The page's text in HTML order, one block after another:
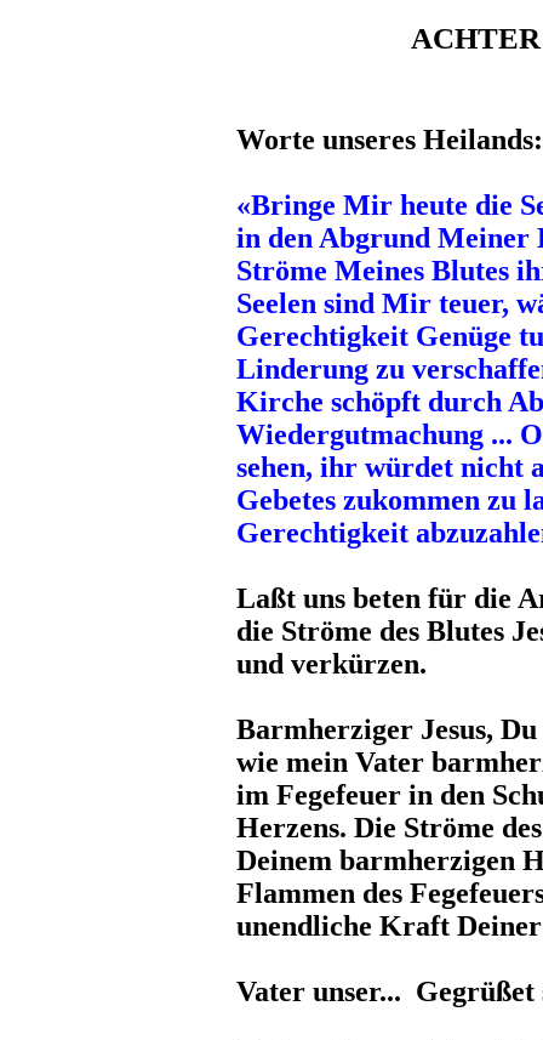
Worte unseres Heilands:
«Bringe Mir heute die
in den Abgrund Meiner
Ströme Meines Blutes
Seelen sind Mir teuer,
Gerechtigkeit Genüge
Linderung zu
Kirche schöpft durch
Wiedergutmachung ...
sehen, ihr würdet nicht
Gebetes zukommen zu
Gerechtigkeit
Laßt uns beten für die
die Ströme des Blutes
und verkürzen.
Barmherziger Jesus,
wie mein Vater
im Fegefeuer in den
Herzens. Die Ströme
Deinem barmherzigen
Flammen des
unendliche Kraft
Vater unser...